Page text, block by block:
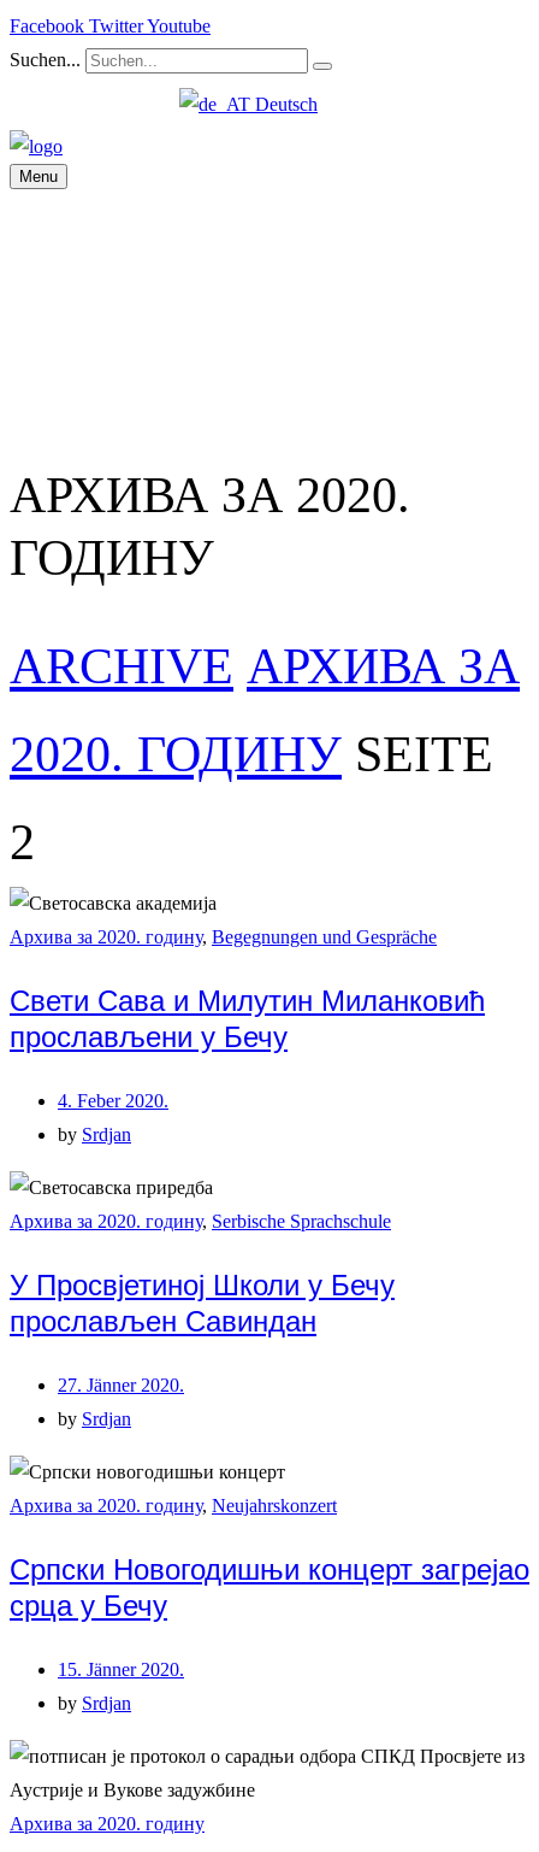
Facebook TwitterYoutube
Suchen...
Deutsch
Menu
АРХИВА ЗА 2020.
ГОДИНУ
ARCHIVE АРХИВА ЗА
2020. ГОДИНУ SEITE
2
Архива за 2020. годину, Begegnungen und Gespräche
Свети Сава и Милутин Миланковић
прослављени у Бечу
4. Feber 2020.
by Srdjan
Архива за 2020. годину, Serbische Sprachschule
У Просвјетиној Школи у Бечу
прослављен Савиндан
27. Jänner 2020.
by Srdjan
Архива за 2020. годину, Neujahrskonzert
Српски Новогодишњи концерт загрејао
срца у Бечу
15. Jänner 2020.
by Srdjan
Архива за 2020. годину